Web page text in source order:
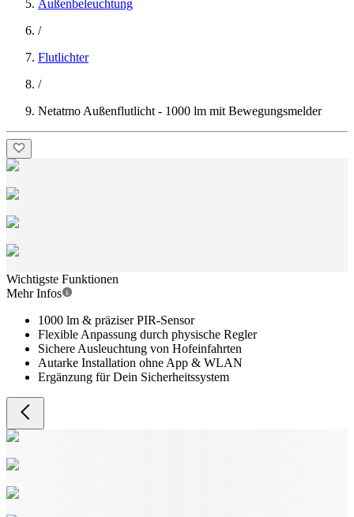
Außenbeleuchtung
/
Flutlichter
/
Netatmo Außenflutlicht - 1000 lm mit Bewegungsmelder
Wichtigste Funktionen
Mehr Infos
1000 lm & präziser PIR-Sensor
Flexible Anpassung durch physische Regler
Sichere Ausleuchtung von Hofeinfahrten
Autarke Installation ohne App & WLAN
Ergänzung für Dein Sicherheitssystem